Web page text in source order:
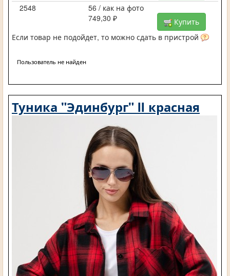
2548
56 / как на фото
749,30 ₽
Купить
Если товар не подойдет, то можно сдать в пристрой
Пользователь не найден
Туника "Эдинбург" II красная